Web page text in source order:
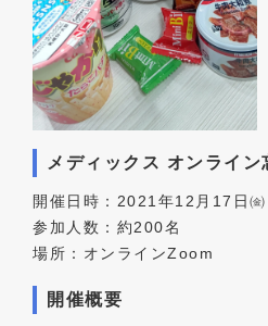
メディックス オンライン
開催日時：2021年12月17日㈮
参加人数：約200名
場所：オンラインZoom
開催概要